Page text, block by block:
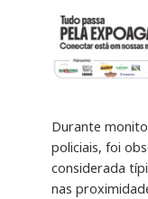
Durante
policiais, foi
considerada
nas